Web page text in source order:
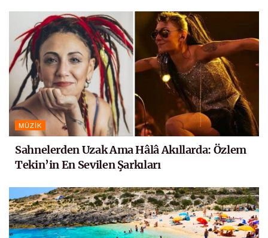
MÜZIK
Sahnelerden Uzak Ama Hâlâ Akıllarda: Özlem
Tekin’in En Sevilen Şarkıları